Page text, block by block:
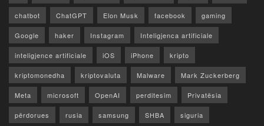
chatbot ChatGPT Elon Musk facebook gaming
Google haker Instagram Inteligjenca artificiale
inteligjence artificiale iOS iPhone kripto
kriptomonedha kriptovaluta Malware Mark Zuckerberg
Meta microsoft OpenAI perditesim Privatësia
përdorues rusia samsung SHBA siguria